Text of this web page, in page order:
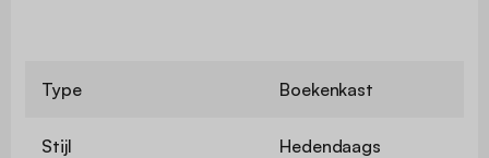
Type Boekenkast
Stijl Hedendaags